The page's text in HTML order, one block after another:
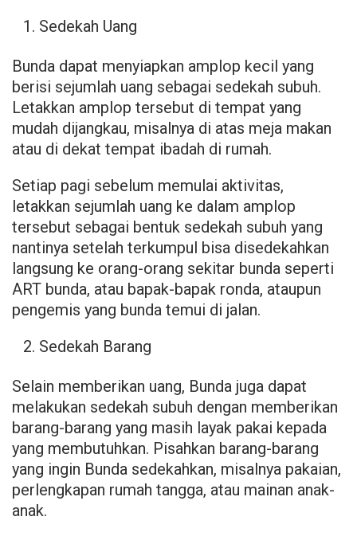
Sedekah Uang
Bunda dapat menyiapkan amplop kecil yang
berisi sejumlah uang sebagai sedekah subuh.
Letakkan amplop tersebut di tempat yang
mudah dijangkau, misalnya di atas meja makan
atau di dekat tempat ibadah di rumah.
Setiap pagi sebelum memulai aktivitas,
letakkan sejumlah uang ke dalam amplop
tersebut sebagai bentuk sedekah subuh yang
nantinya setelah terkumpul bisa disedekahkan
langsung ke orang-orang sekitar bunda seperti
ART bunda, atau bapak-bapak ronda, ataupun
pengemis yang bunda temui di jalan.
Sedekah Barang
Selain memberikan uang, Bunda juga dapat
melakukan sedekah subuh dengan memberikan
barang-barang yang masih layak pakai kepada
yang membutuhkan. Pisahkan barang-barang
yang ingin Bunda sedekahkan, misalnya pakaian,
perlengkapan rumah tangga, atau mainan anak-
anak.